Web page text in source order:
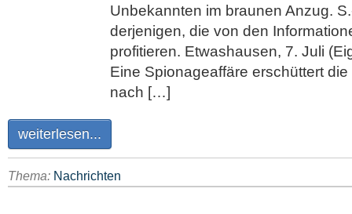
Unbekannten im braunen Anzug.
derjenigen, die von den
profitieren. Etwashausen, 7. Juli
Eine Spionageaffäre erschüttert
nach […]
weiterlesen...
Thema: Nachrichten